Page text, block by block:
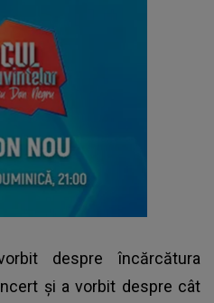
despre încărcătura
și a vorbit despre cât